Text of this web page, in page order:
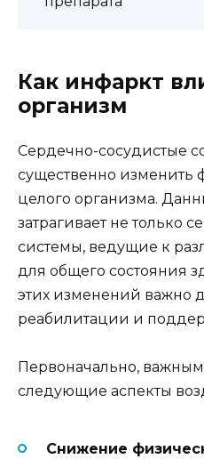
Как инфаркт
организм
Сердечно-сосудистые
существенно изменить
целого организма.
затрагивает не только
системы, ведущие к
для общего состояния
этих изменений важно
реабилитации и
Первоначально,
следующие аспекты
Снижение